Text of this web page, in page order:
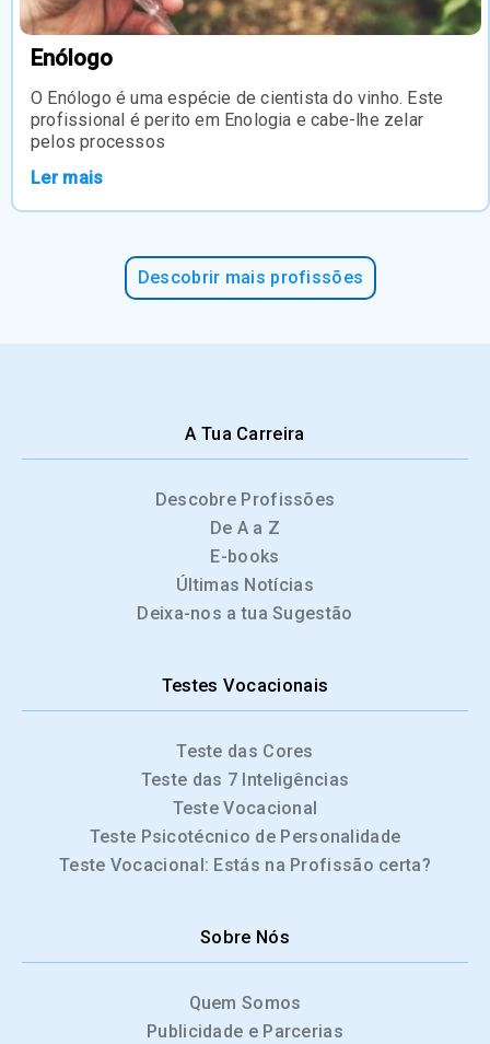
Enólogo
O Enólogo é uma espécie de cientista do vinho. Este
profissional é perito em Enologia e cabe-lhe zelar
pelos processos
Ler mais
Descobrir mais profissões
A Tua Carreira
Descobre Profissões
De A a Z
E-books
Últimas Notícias
Deixa-nos a tua Sugestão
Testes Vocacionais
Teste das Cores
Teste das 7 Inteligências
Teste Vocacional
Teste Psicotécnico de Personalidade
Teste Vocacional: Estás na Profissão certa?
Sobre Nós
Quem Somos
Publicidade e Parcerias